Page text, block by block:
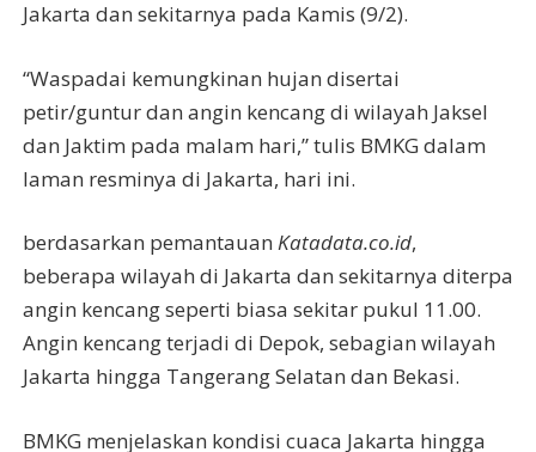
Jakarta dan sekitarnya pada Kamis (9/2).
“Waspadai kemungkinan hujan disertai
petir/guntur dan angin kencang di wilayah Jaksel
dan Jaktim pada malam hari,” tulis BMKG dalam
laman resminya di Jakarta, hari ini.
berdasarkan pemantauan Katadata.co.id,
beberapa wilayah di Jakarta dan sekitarnya diterpa
angin kencang seperti biasa sekitar pukul 11.00.
Angin kencang terjadi di Depok, sebagian wilayah
Jakarta hingga Tangerang Selatan dan Bekasi.
BMKG menjelaskan kondisi cuaca Jakarta hingga